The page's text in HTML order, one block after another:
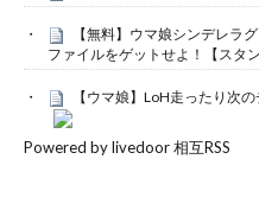
【無料】ウマ娘シンデレラ
ファイルをゲットせよ！【スタ
【ウマ娘】LoH走ったり次
Powered by livedoor 相互RSS